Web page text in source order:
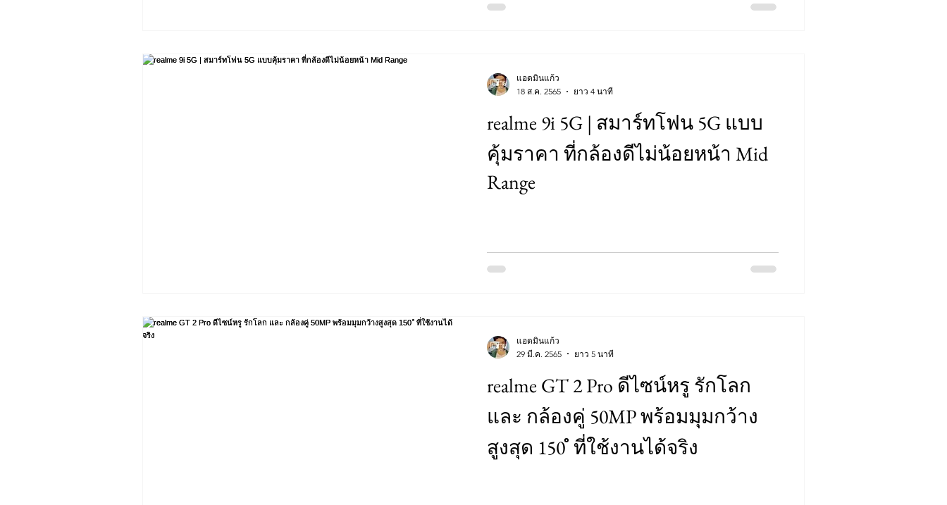
realme 9i 5G | สมาร์ทโฟน 5G แบบ
คุ้มราคา ที่กล้องดีไม่น้อยหน้า Mid
Range
แอดมินแก้ว
18 ส.ค. 2565
ยาว 4 นาที
realme GT 2 Pro ดีไซน์หรู รักโลก
และ กล้องคู่ 50MP พร้อมมุมกว้าง
สูงสุด 150 ํ ที่ใช้งานได้จริง
แอดมินแก้ว
29 มี.ค. 2565
ยาว 5 นาที